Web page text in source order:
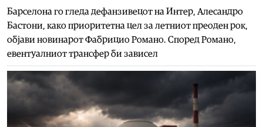
Барселона го гледа дефанзивецот на Интер, Алесандро
Бастони, како приоритетна цел за летниот преоден рок,
објави новинарот Фабрицио Романо. Според Романо,
евентуалниот трансфер би зависел